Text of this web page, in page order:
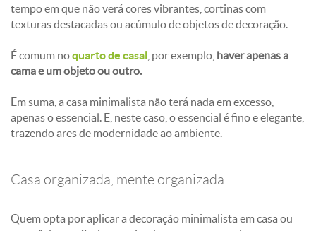
tempo em que não verá cores vibrantes, cortinas com
texturas destacadas ou acúmulo de objetos de decoração.
É comum noquarto de casal , por exemplo, haver apenas a
cama e um objeto ou outro.
Em suma, a casa minimalista não terá nada em excesso,
apenas o essencial. E, neste caso, o essencial é fino e elegante,
trazendo ares de modernidade ao ambiente.
Casa organizada, mente organizada
Quem opta por aplicar a decoração minimalista em casa ou